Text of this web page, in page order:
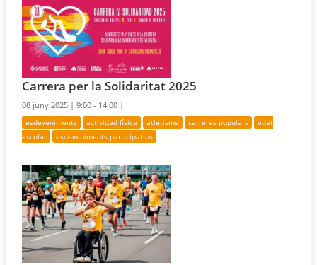
Carrera per la Solidaritat 2025
08 juny 2025 |9:00 - 14:00 |
esdeveniments actividad física atletisme carreres populars
edat
escolar
esdeveniments participatius